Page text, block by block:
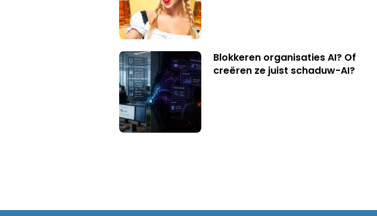
Blokkeren organisaties AI? Of
creëren ze juist schaduw-AI?